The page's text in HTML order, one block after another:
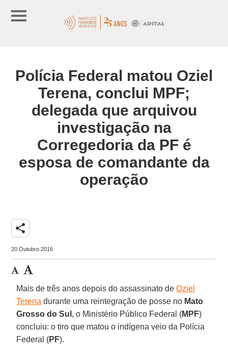
Polícia Federal matou Oziel
Terena, conclui MPF;
delegada que arquivou
investigação na
Corregedoria da PF é
esposa de comandante da
operação
share
20 Outubro 2016
Mais de três anos depois do assassinato deOziel
Terena durante uma reintegração de posse no Mato
Grosso do Sul , o Ministério Público Federal (MPF)
concluiu: o tiro que matou o indígena veio da Polícia
Federal (PF).